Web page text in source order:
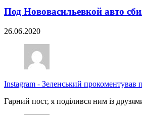
Под Нововасильевкой авто
26.06.2020
Instagram - Зеленський прокоментував
Гарний пост, я поділився ним із